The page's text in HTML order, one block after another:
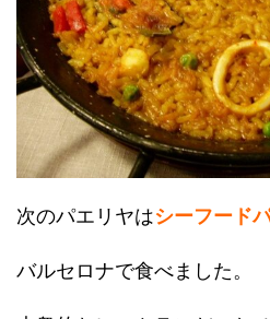
次のパエリヤはシーフード
バルセロナで食べました。